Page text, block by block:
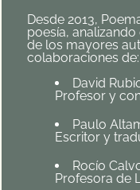
Desde 2013,
poesía,
de los mayores
colaboraciones de:
David
Profesor y
Paulo
Escritor y
Rocío
Profesora de